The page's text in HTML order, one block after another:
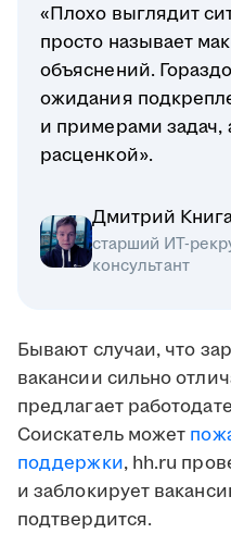
«Плохо выглядит
просто называет
объяснений.
ожидания
и примерами задач,
расценкой».
Дмитрий
старший ИТ-
консультант
Бывают случаи, что
вакансии сильно
предлагает
Соискатель может
поддержки, hh.ru
и заблокирует
подтвердится.